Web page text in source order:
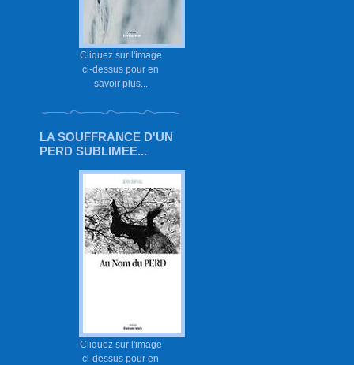
Cliquez sur l'image
ci-dessus pour en
savoir plus...
LA SOUFFRANCE D'UN
PERD SUBLIMEE...
Cliquez sur l'image
ci-dessus pour en